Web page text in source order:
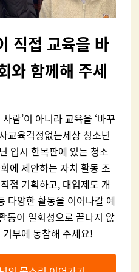
직접 교육을 바
와 함께해 주세
사람’이 아니라 교육을 ‘바꾸
교육걱정없는세상 청소년
입시 한복판에 있는 청소
에 제안하는 자치 활동 조
접 기획하고, 대입제도 개
다양한 활동을 이어나갈 예
동이 일회성으로 끝나지 않
부에 동참해 주세요!